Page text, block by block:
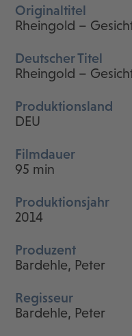
Originaltitel
Rheingold –
Deutscher Titel
Rheingold –
Produktionsland
DEU
Filmdauer
95 min
Produktionsjahr
2014
Produzent
Bardehle, Peter
Regisseur
Bardehle, Peter